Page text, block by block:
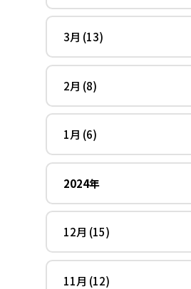
3月 (13)
2月 (8)
1月 (6)
2024年
12月 (15)
11月 (12)